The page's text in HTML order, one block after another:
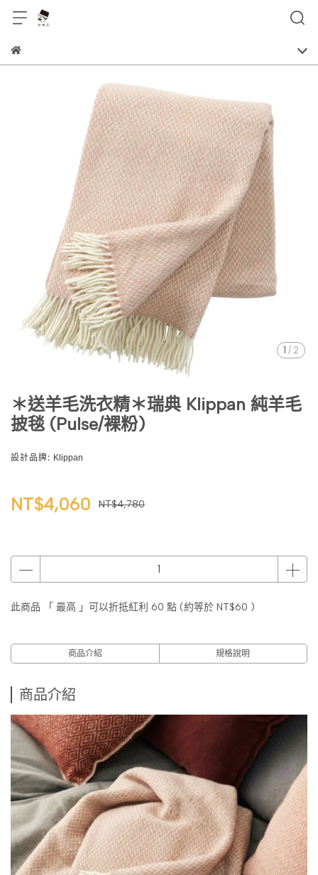
1 / 2
＊送羊毛洗衣精＊瑞典 Klippan 純羊毛
披毯 (Pulse/裸粉)
設計品牌: Klippan
NT$4,060 NT$4,780
此商品 「 最高 」可以折抵紅利 60 點 (約等於 NT$60 )
商品介紹 規格說明
商品介紹